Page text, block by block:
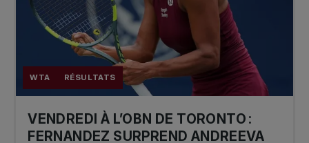
WTA RÉSULTATS
VENDREDI À L’OBN DE TORONTO :
FERNANDEZ SURPREND ANDREEVA